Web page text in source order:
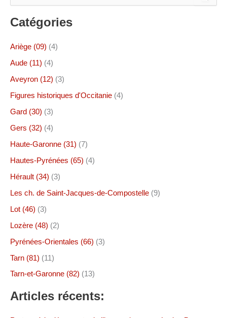
h
c
h
r
Catégories
Ariège (09) (4)
Aude (11) (4)
Aveyron (12) (3)
Figures historiques d'Occitanie (4)
Gard (30) (3)
Gers (32) (4)
Haute-Garonne (31) (7)
Hautes-Pyrénées (65) (4)
Hérault (34) (3)
Les ch. de Saint-Jacques-de-Compostelle (9)
Lot (46) (3)
Lozère (48) (2)
Pyrénées-Orientales (66) (3)
Tarn (81) (11)
Tarn-et-Garonne (82) (13)
Articles récents: